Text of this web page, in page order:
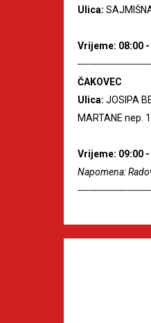
Ulica:
Vrijeme: 08:00 -
ČAKOVEC
Ulica: JOSIPA
MARTANE nep.
Vrijeme: 09:00 -
Napomena: